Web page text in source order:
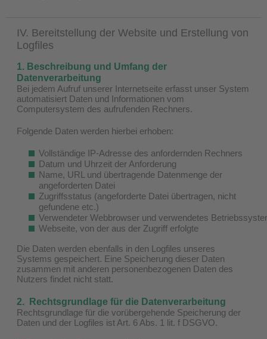
IV. Bereitstellung der Website und Erstellung von
Logfiles
1. Beschreibung und Umfang der
Datenverarbeitung
Bei jedem Aufruf unserer Internetseite erfasst unser System
automatisiert Daten und Informationen vom
Computersystem des aufrufenden Rechners.
Folgende Daten werden hierbei erhoben:
Vollständige IP-Adresse des anfordernden Rechners
Datum und Uhrzeit der Anforderung
Name, URL und übertragende Datenmenge der
angeforderten Datei
Zugriffsstatus (angeforderte Datei übertragen, nicht
gefundene etc.)
Verwendeter Webbrowser und verwendetes
Webseite, von der aus der Zugriff erfolgte
Die Daten werden ebenfalls in den Logfiles unseres
Systems gespeichert. Eine Speicherung dieser Daten
zusammen mit anderen personenbezogenen Daten des
Nutzers findet nicht statt.
2. Rechtsgrundlage für die Datenverarbeitung
Rechtsgrundlage für die vorübergehende Speicherung der
Daten und der Logfiles ist Art. 6 Abs. 1 lit. f DSGVO.